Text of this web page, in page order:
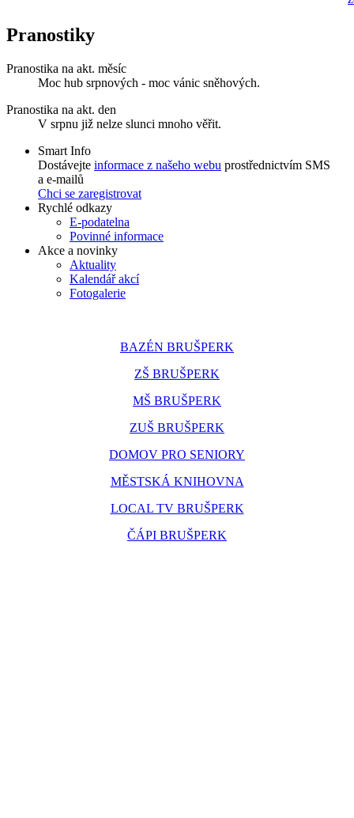
Pranostiky
Pranostika na akt. měsíc
Moc hub srpnových - moc vánic sněhových.
Pranostika na akt. den
V srpnu již nelze slunci mnoho věřit.
Smart Info
Dostávejte informace z našeho webu prostřednictvím SMS
a e-mailů
Chci se zaregistrovat
Rychlé odkazy
E-podatelna
Povinné informace
Akce a novinky
Aktuality
Kalendář akcí
Fotogalerie
BAZÉN BRUŠPERK
ZŠ BRUŠPERK
MŠ BRUŠPERK
ZUŠ BRUŠPERK
DOMOV PRO SENIORY
MĚSTSKÁ KNIHOVNA
LOCAL TV BRUŠPERK
ČÁPI BRUŠPERK